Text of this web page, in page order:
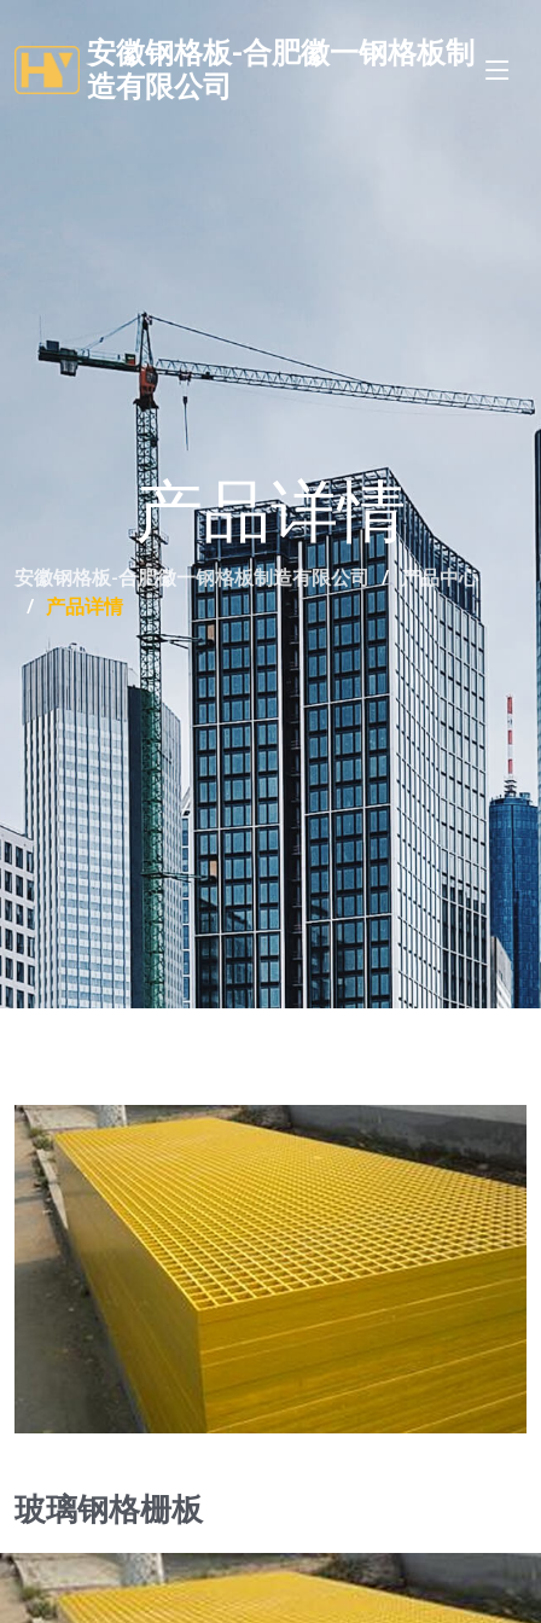
安徽钢格板-合肥徽一钢格板制
造有限公司
产品详情
安徽钢格板-合肥徽一钢格板制造有限公司
产品中心
产品详情
玻璃钢格栅板